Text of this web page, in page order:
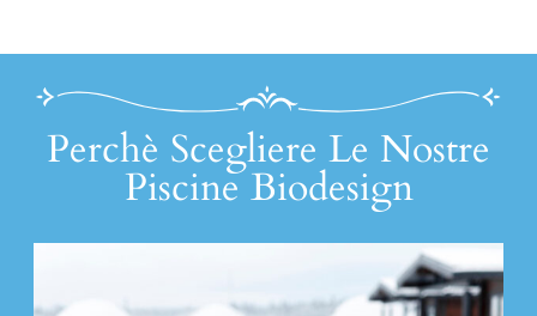
Perchè Scegliere Le Nostre
Piscine Biodesign